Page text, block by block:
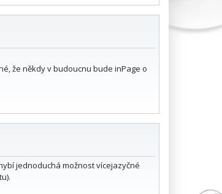
že někdy v budoucnu bude inPage o
jednoduchá možnost vícejazyčné